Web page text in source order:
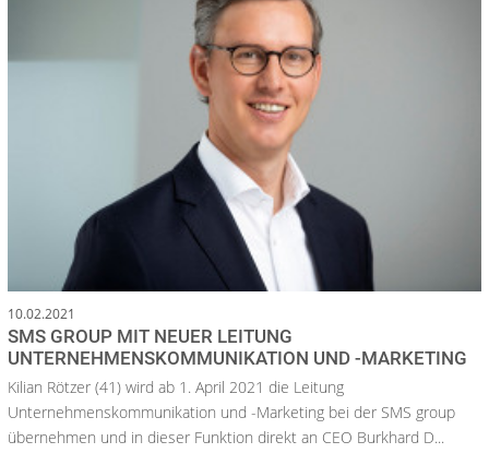
10.02.2021
SMS GROUP MIT NEUER LEITUNG
UNTERNEHMENSKOMMUNIKATION UND -MARKETING
Kilian Rötzer (41) wird ab 1. April 2021 die Leitung
Unternehmenskommunikation und -Marketing bei der SMS group
übernehmen und in dieser Funktion direkt an CEO Burkhard D...